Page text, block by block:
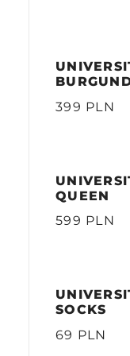
399 PLN
QUEEN
599 PLN
SOCKS
69 PLN